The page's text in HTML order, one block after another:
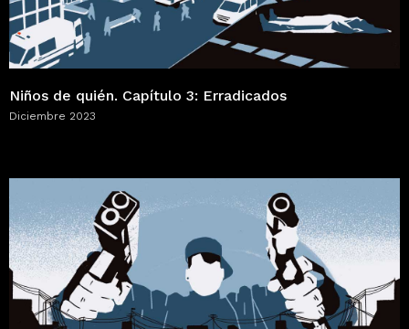
Niños de quién. Capítulo 3: Erradicados
Diciembre 2023